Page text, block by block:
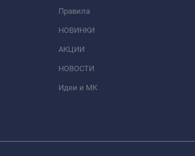
Правила
НОВИНКИ
АКЦИИ
НОВОСТИ
Идеи и МК